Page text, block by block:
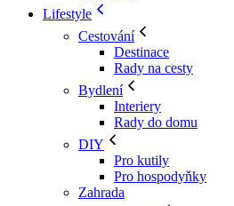
Lifestyle
Cestování
Destinace
Rady na cesty
Bydlení
Interiery
Rady do domu
DIY
Pro kutily
Pro hospodyňky
Zahrada